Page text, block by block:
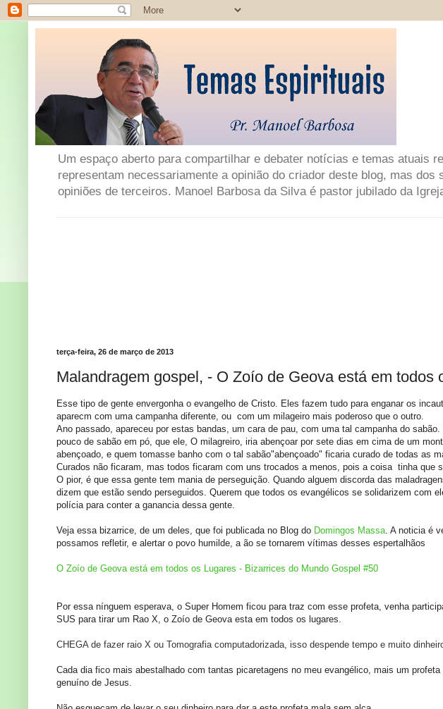
Um espaço aberto para compartilhar e debater notícias e temas atuais
representam necessariamente a opinião do criador deste blog, mas
opiniões de terceiros. Manoel Barbosa da Silva é pastor jubilado da
terça-feira, 26 de março de 2013
Malandragem gospel, - O Zoío de Geova está em todos
Esse tipo de gente envergonha o evangelho de Cristo. Eles fazem tudo para enganar os
aparecm com uma campanha diferente, ou com um milageiro mais poderoso que o outro.
Ano passado, apareceu por estas bandas, um cara de pau, com uma tal campanha do
pouco de sabão em pó, que ele, O milagreiro, iria abençoar por sete dias em cima de um
abençoado, e quem tomasse banho com o tal sabão"abençoado" ficaria curado de todas as
Curados não ficaram, mas todos ficaram com uns trocados a menos, pois a coisa tinha que
O pior, é que essa gente tem mania de perseguição. Quando alguem discorda das
dizem que estão sendo perseguidos. Querem que todos os evangélicos se solidarizem com
polícia para conter a ganancia dessa gente.
Veja essa bizarrice, de um deles, que foi publicada no Blog do Domingos Massa. A noticia é
possamos refletir, e alertar o povo humilde, a ão se tornarem vítimas desses espertalhãos
O Zoío de Geova está em todos os Lugares - Bizarrices do Mundo Gospel #50
Por essa nínguem esperava, o Super Homem ficou para traz com esse profeta, venha
SUS para tirar um Rao X, o Zoío de Geova esta em todos os lugares.
CHEGA de fazer raio X ou Tomografia computadorizada, isso despende tempo e muito
Cada dia fico mais abestalhado com tantas picaretagens no meu evangélico, mais um
genuíno de Jesus.